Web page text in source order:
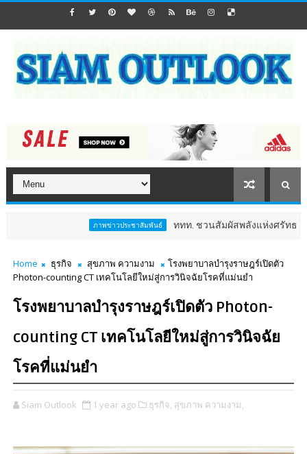
ภาพข่าวประชาสัมพันธ์ ททท. ชวนสัมผัสพลังแห่งศรัทธา ร่วมงาน "ห่มผ้
Home ธุรกิจ สุขภาพ ความงาม
โรงพยาบาลบำรุงราษฎร์เปิดตัว
Photon-counting CT เทคโนโลยีใหม่สู่การวินิจฉัยโรคที่แม่นยำ
โรงพยาบาลบำรุงราษฎร์เปิดตัว Photon-
counting CT เทคโนโลยีใหม่สู่การวินิจฉัย
โรคที่แม่นยำ
Siam Outlook 1 year ago ธุรกิจ, สุขภาพ ความงาม,